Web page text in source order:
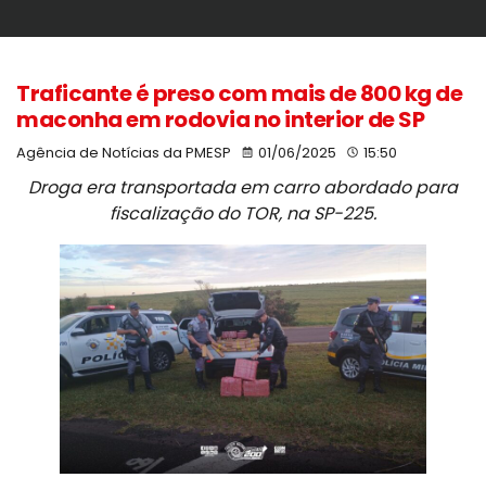
Traficante é preso com mais de 800 kg de
maconha em rodovia no interior de SP
Agência de Notícias da PMESP 01/06/2025 15:50
Droga era transportada em carro abordado para
fiscalização do TOR, na SP-225.